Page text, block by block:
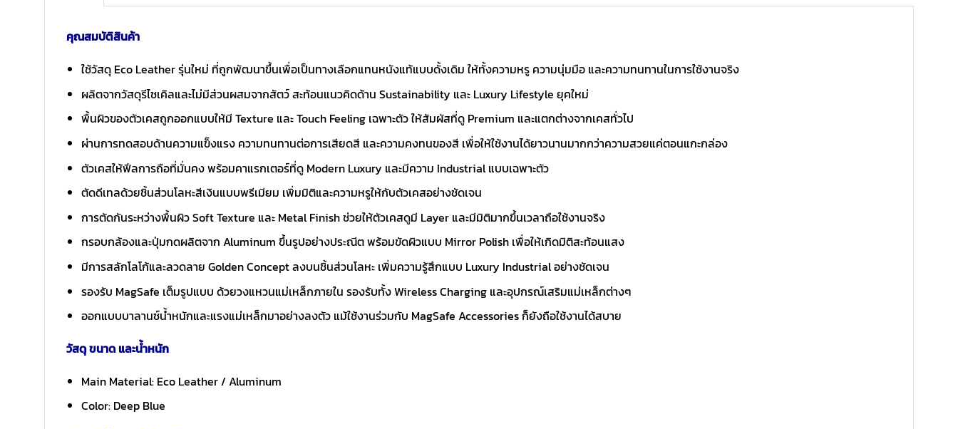
คุณสมบัติสินค้า
ใช้วัสดุ Eco Leather รุ่นใหม่ ที่ถูกพัฒนาขึ้นเพื่อเป็นทางเลือกแทนหนังแท้แบบดั้งเดิม ให้ทั้งความหรู ความนุ่มมือ และความทนทานในการใช้งานจริง
ผลิตจากวัสดุรีไซเคิลและไม่มีส่วนผสมจากสัตว์ สะท้อนแนวคิดด้าน Sustainability และ Luxury Lifestyle ยุคใหม่
พื้นผิวของตัวเคสถูกออกแบบให้มี Texture และ Touch Feeling เฉพาะตัว ให้สัมผัสที่ดู Premium และแตกต่างจากเคสทั่วไป
ผ่านการทดสอบด้านความแข็งแรง ความทนทานต่อการเสียดสี และความคงทนของสี เพื่อให้ใช้งานได้ยาวนานมากกว่าความสวยแค่ตอนแกะกล่อง
ตัวเคสให้ฟีลการถือที่มั่นคง พร้อมคาแรกเตอร์ที่ดู Modern Luxury และมีความ Industrial แบบเฉพาะตัว
ตัดดีเทลด้วยชิ้นส่วนโลหะสีเงินแบบพรีเมียม เพิ่มมิติและความหรูให้กับตัวเคสอย่างชัดเจน
การตัดกันระหว่างพื้นผิว Soft Texture และ Metal Finish ช่วยให้ตัวเคสดูมี Layer และมีมิติมากขึ้นเวลาถือใช้งานจริง
กรอบกล้องและปุ่มกดผลิตจาก Aluminum ขึ้นรูปอย่างประณีต พร้อมขัดผิวแบบ Mirror Polish เพื่อให้เกิดมิติสะท้อนแสง
มีการสลักโลโก้และลวดลาย Golden Concept ลงบนชิ้นส่วนโลหะ เพิ่มความรู้สึกแบบ Luxury Industrial อย่างชัดเจน
รองรับ MagSafe เต็มรูปแบบ ด้วยวงแหวนแม่เหล็กภายใน รองรับทั้ง Wireless Charging และอุปกรณ์เสริมแม่เหล็กต่างๆ
ออกแบบบาลานซ์น้ำหนักและแรงแม่เหล็กมาอย่างลงตัว แม้ใช้งานร่วมกับ MagSafe Accessories ก็ยังถือใช้งานได้สบาย
วัสดุ ขนาด และน้ำหนัก
Main Material: Eco Leather / Aluminum
Color: Deep Blue